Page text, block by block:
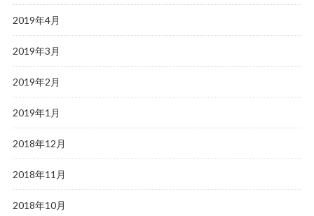
2019年4月
2019年3月
2019年2月
2019年1月
2018年12月
2018年11月
2018年10月